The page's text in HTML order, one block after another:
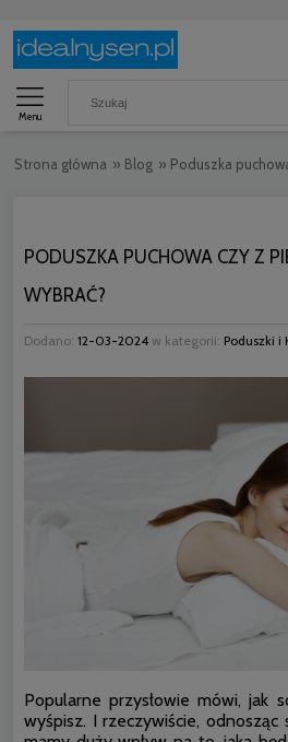
Menu
Strona główna » Blog » Poduszka
PODUSZKA PUCHOWA CZY Z
WYBRAĆ?
Dodano: 12-03-2024 w kategorii: Poduszki i
Popularne przysłowie mówi, jak
wyśpisz. I rzeczywiście, odnosząc